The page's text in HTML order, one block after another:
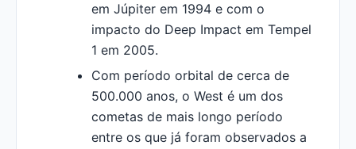
em Júpiter em 1994 e com o
impacto do Deep Impact em Tempel
1 em 2005.
Com período orbital de cerca de
500.000 anos, o West é um dos
cometas de mais longo período
entre os que já foram observados a